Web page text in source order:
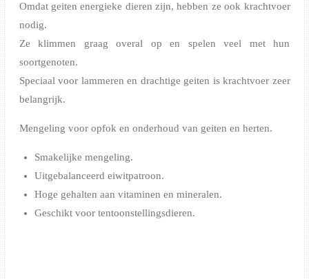
Omdat geiten energieke dieren zijn, hebben ze ook krachtvoer
nodig.
Ze klimmen graag overal op en spelen veel met hun
soortgenoten.
Speciaal voor lammeren en drachtige geiten is krachtvoer zeer
belangrijk.
Mengeling voor opfok en onderhoud van geiten en herten.
Smakelijke mengeling.
Uitgebalanceerd eiwitpatroon.
Hoge gehalten aan vitaminen en mineralen.
Geschikt voor tentoonstellingsdieren.